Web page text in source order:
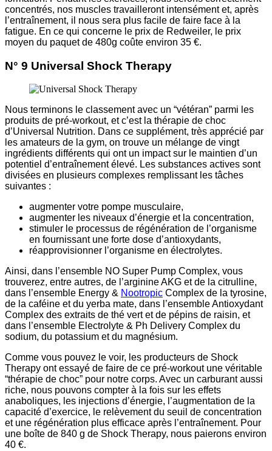
concentrés, nos muscles travailleront intensément et, après
l’entraînement, il nous sera plus facile de faire face à la
fatigue. En ce qui concerne le prix de Redweiler, le prix
moyen du paquet de 480g coûte environ 35 €.
N° 9 Universal Shock Therapy
Nous terminons le classement avec un “vétéran” parmi les
produits de pré-workout, et c’est la thérapie de choc
d’Universal Nutrition. Dans ce supplément, très apprécié par
les amateurs de la gym, on trouve un mélange de vingt
ingrédients différents qui ont un impact sur le maintien d’un
potentiel d’entraînement élevé. Les substances actives sont
divisées en plusieurs complexes remplissant les tâches
suivantes :
augmenter votre pompe musculaire,
augmenter les niveaux d’énergie et la concentration,
stimuler le processus de régénération de l’organisme
en fournissant une forte dose d’antioxydants,
réapprovisionner l’organisme en électrolytes.
Ainsi, dans l’ensemble NO Super Pump Complex, vous
trouverez, entre autres, de l’arginine AKG et de la citrulline,
dans l’ensemble Energy & Nootropic Complex de la tyrosine,
de la caféine et du yerba mate, dans l’ensemble Antioxydant
Complex des extraits de thé vert et de pépins de raisin, et
dans l’ensemble Electrolyte & Ph Delivery Complex du
sodium, du potassium et du magnésium.
Comme vous pouvez le voir, les producteurs de Shock
Therapy ont essayé de faire de ce pré-workout une véritable
“thérapie de choc” pour notre corps. Avec un carburant aussi
riche, nous pouvons compter à la fois sur les effets
anaboliques, les injections d’énergie, l’augmentation de la
capacité d’exercice, le relèvement du seuil de concentration
et une régénération plus efficace après l’entraînement. Pour
une boîte de 840 g de Shock Therapy, nous paierons environ
40 €.